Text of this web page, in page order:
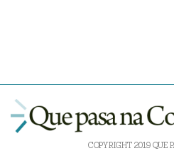
COPYRIGHT 2019 QUE